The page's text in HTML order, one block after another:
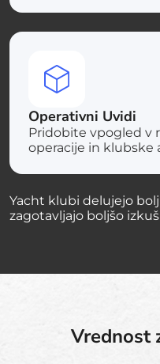
Operativni Uvidi
Pridobite vpogled v
operacije in klubske
Yacht klubi delujejo
zagotavljajo boljšo
Vrednost